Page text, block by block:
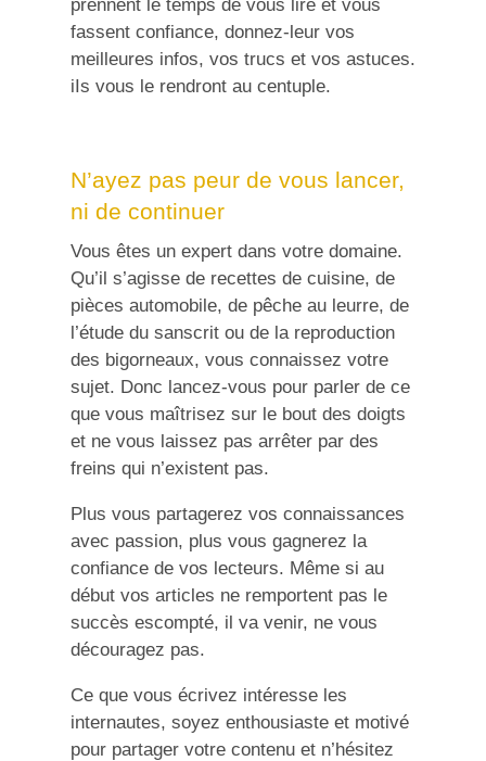
prennent le temps de vous lire et vous
fassent confiance, donnez-leur vos
meilleures infos, vos trucs et vos astuces.
iIs vous le rendront au centuple.
N’ayez pas peur de vous lancer,
ni de continuer
Vous êtes un expert dans votre domaine.
Qu’il s’agisse de recettes de cuisine, de
pièces automobile, de pêche au leurre, de
l’étude du sanscrit ou de la reproduction
des bigorneaux, vous connaissez votre
sujet. Donc lancez-vous pour parler de ce
que vous maîtrisez sur le bout des doigts
et ne vous laissez pas arrêter par des
freins qui n’existent pas.
Plus vous partagerez vos connaissances
avec passion, plus vous gagnerez la
confiance de vos lecteurs. Même si au
début vos articles ne remportent pas le
succès escompté, il va venir, ne vous
découragez pas.
Ce que vous écrivez intéresse les
internautes, soyez enthousiaste et motivé
pour partager votre contenu et n’hésitez